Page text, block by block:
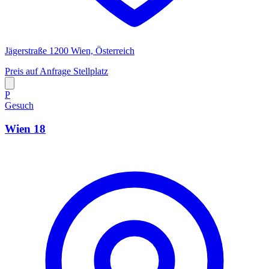
Jägerstraße 1200 Wien, Österreich
Preis auf Anfrage Stellplatz
P
Gesuch
Wien 18